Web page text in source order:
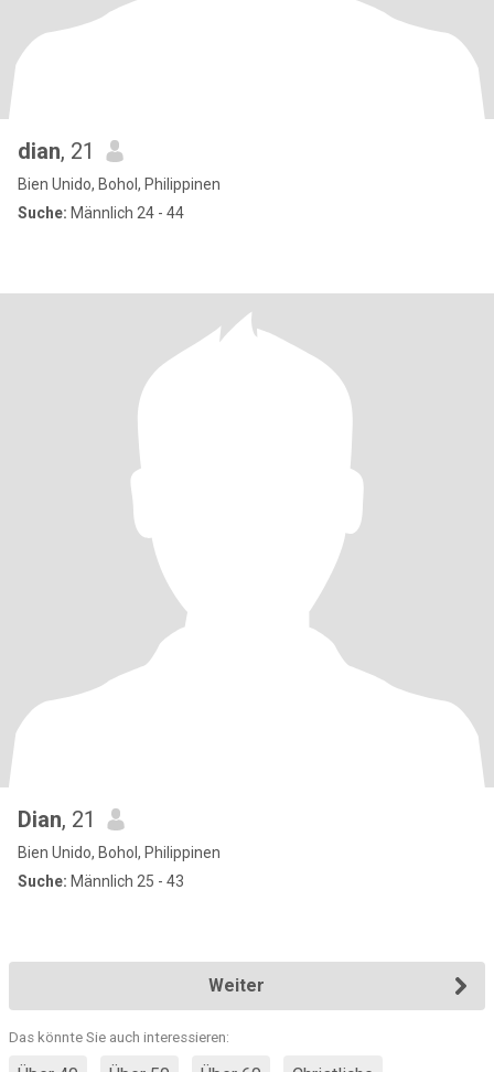
dian, 21
Bien Unido, Bohol, Philippinen
Suche: Männlich 24 - 44
Dian, 21
Bien Unido, Bohol, Philippinen
Suche: Männlich 25 - 43
Weiter
Das könnte Sie auch interessieren: